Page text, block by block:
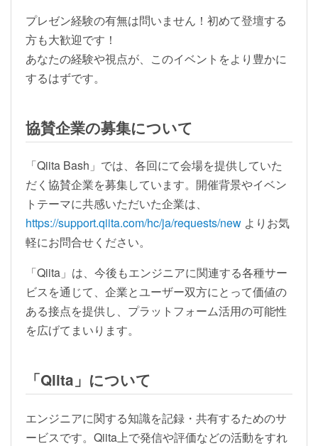
プレゼン経験の有無は問いません！初めて登壇する
方も大歓迎です！
あなたの経験や視点が、このイベントをより豊かに
するはずです。
協賛企業の募集について
「Qiita Bash」では、各回にて会場を提供していた
だく協賛企業を募集しています。開催背景やイベン
トテーマに共感いただいた企業は、
https://support.qiita.com/hc/ja/requests/new よりお気
軽にお問合せください。
「Qiita」は、今後もエンジニアに関連する各種サー
ビスを通じて、企業とユーザー双方にとって価値の
ある接点を提供し、プラットフォーム活用の可能性
を広げてまいります。
「Qiita」について
エンジニアに関する知識を記録・共有するためのサ
ービスです。Qiita上で発信や評価などの活動をすれ